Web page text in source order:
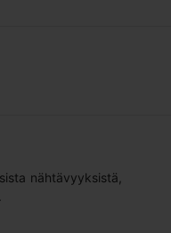
nähtävyyksistä,